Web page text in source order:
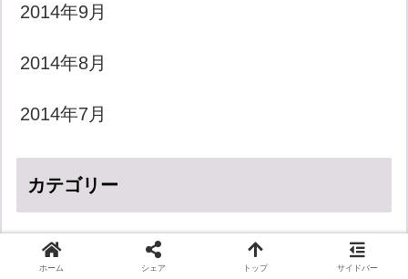
2014年9月
2014年8月
2014年7月
カテゴリー
LGBT
ホーム シェア トップ サイドバー